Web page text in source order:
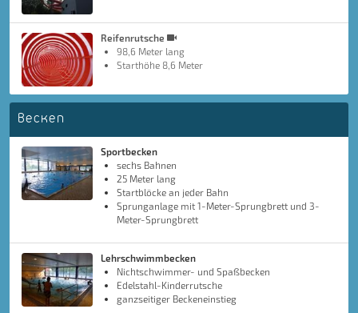
Reifenrutsche
98,6 Meter lang
Starthöhe 8,6 Meter
Becken
Sportbecken
sechs Bahnen
25 Meter lang
Startblöcke an jeder Bahn
Sprunganlage mit 1-Meter-Sprungbrett und 3-
Meter-Sprungbrett
Lehrschwimmbecken
Nichtschwimmer- und Spaßbecken
Edelstahl-Kinderrutsche
ganzseitiger Beckeneinstieg